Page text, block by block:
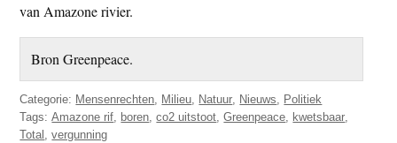
van Amazone rivier.
Bron Greenpeace.
Categorie: Mensenrechten, Milieu, Natuur, Nieuws, Politiek
Tags:Amazone rif, boren,co2 uitstoot,Greenpeace, kwetsbaar,
Total ,vergunning